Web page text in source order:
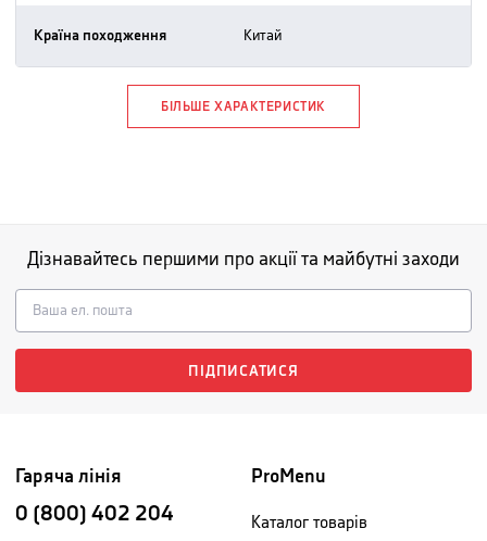
Країна походження китай
БІЛЬШЕ ХАРАКТЕРИСТИК
Дізнавайтесь першими про акції та майбутні заходи
ПІДПИСАТИСЯ
Гаряча лінія
0 (800) 402 204
ProMenu
Каталог товарів